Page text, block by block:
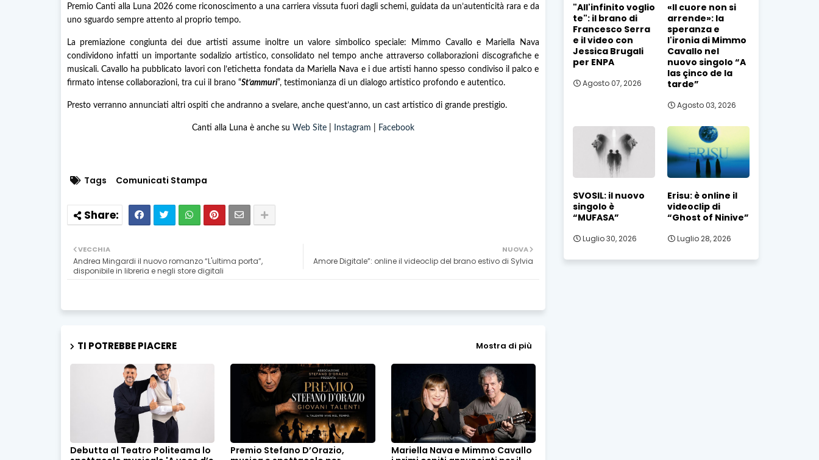
Premio Canti alla Luna 2026 come riconoscimento a una carriera vissuta fuori dagli schemi, guidata da un’autenticità rara e da
uno sguardo sempre attento al proprio tempo.
La premiazione congiunta dei due artisti assume inoltre un valore simbolico speciale: Mimmo Cavallo e Mariella Nava
condividono infatti un importante sodalizio artistico, consolidato nel tempo anche attraverso collaborazioni discografiche e
musicali. Cavallo ha pubblicato lavori con l’etichetta fondata da Mariella Nava e i due artisti hanno spesso condiviso il palco e
firmato intense collaborazioni, tra cui il brano “St’ammuri”, testimonianza di un dialogo artistico profondo e autentico.
Presto verranno annunciati altri ospiti che andranno a svelare, anche quest’anno, un cast artistico di grande prestigio.
Canti alla Luna è anche su Web Site| Instagram Facebook
Tags Comunicati Stampa
NUOVA
Amore Digitale”: online il videoclip del brano estivo di Sylvia
VECCHIA
Andrea Mingardi il nuovo romanzo “L'ultima porta”,
disponibile in libreria e negli store digitali
TI POTREBBE PIACERE Mostra di più
Debutta al Teatro Politeama lo
Premio Stefano D’Orazio,
Mariella Nava e Mimmo Cavallo
"All'infinito voglio
te": il brano di
Francesco Serra
e il video con
Jessica Brugali
per ENPA
Agosto 07, 2026
«Il cuore non si
arrende»: la
speranza e
l'ironia di Mimmo
Cavallo nel
nuovo singolo “A
las çinco de la
tarde”
Agosto 03, 2026
SVOSIL: il nuovo
singolo è
“MUFASA”
Luglio 30, 2026
Erisu: è online il
videoclip di
“Ghost of Ninive”
Luglio 28, 2026